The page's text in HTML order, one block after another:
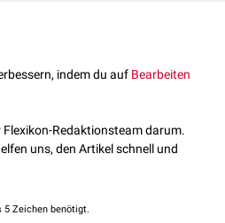
vollständig geklärt.
es sich in der Regel um eine
Argyll-Robertson-Zeichen tritt nur
Pupillen vor, die nicht oder nur
Nahakkomodation
indem du auf Bearbeiten
Redaktionsteam darum.
uns, den Artikel schnell und
5 Zeichen benötigt.